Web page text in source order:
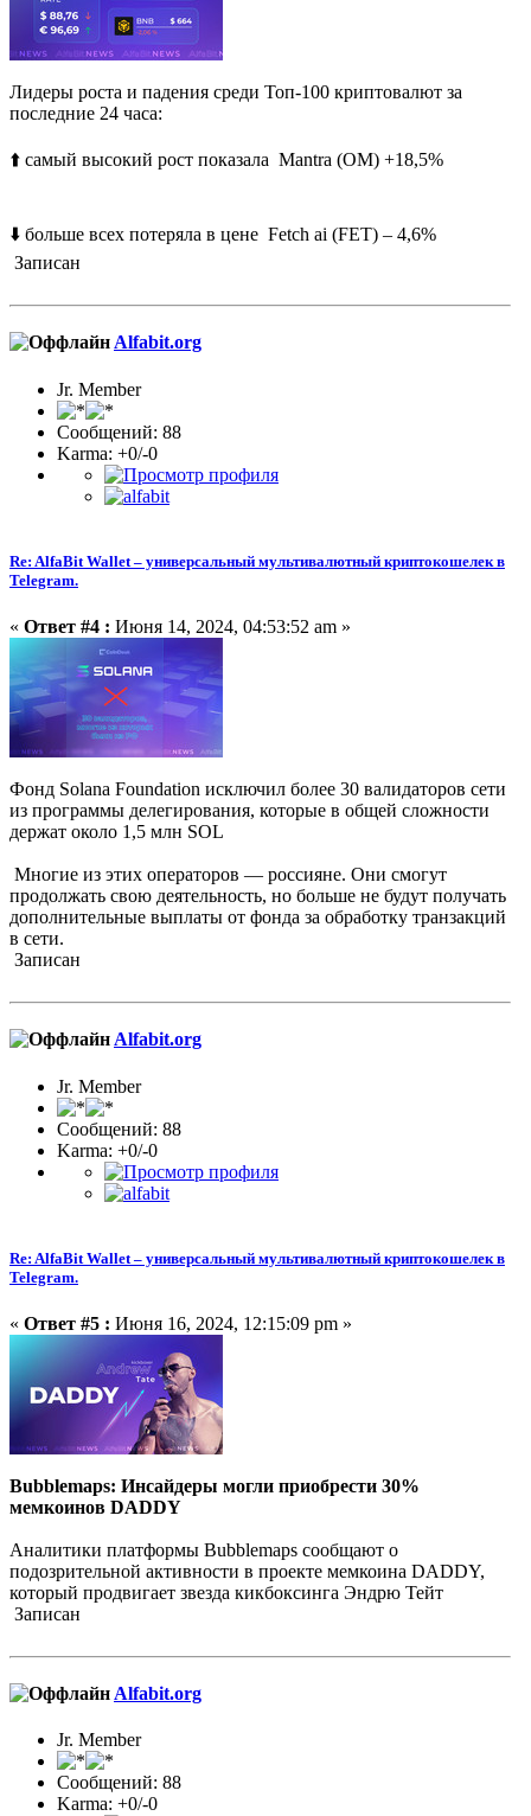
Лидеры роста и падения среди Топ-100 криптовалют за
последние 24 часа:
⬆️ самый высокий рост показала Mantra (OM) +18,5%
⬇️ больше всех потеряла в цене Fetch ai (FET) – 4,6%
Записан
Alfabit.org
Jr. Member
Сообщений: 88
Karma: +0/-0
Re: AlfaBit Wallet – универсальный мультивалютный криптокошелек в
Telegram.
« Ответ #4 : Июня 14, 2024, 04:53:52 am »
Фонд Solana Foundation исключил более 30 валидаторов сети
из программы делегирования, которые в общей сложности
держат около 1,5 млн SOL
Многие из этих операторов — россияне. Они смогут
продолжать свою деятельность, но больше не будут получать
дополнительные выплаты от фонда за обработку транзакций
в сети.
Записан
Alfabit.org
Jr. Member
Сообщений: 88
Karma: +0/-0
Re: AlfaBit Wallet – универсальный мультивалютный криптокошелек в
Telegram.
« Ответ #5 : Июня 16, 2024, 12:15:09 pm »
Bubblemaps: Инсайдеры могли приобрести 30%
мемкоинов DADDY
Аналитики платформы Bubblemaps сообщают о
подозрительной активности в проекте мемкоина DADDY,
который продвигает звезда кикбоксинга Эндрю Тейт
Записан
Alfabit.org
Jr. Member
Сообщений: 88
Karma: +0/-0